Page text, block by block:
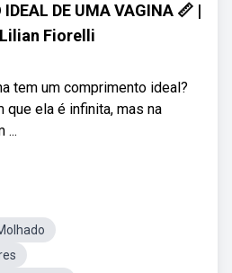
DE UMA VAGINA 📏 |
Fiorelli
tem um comprimento ideal?
ela é infinita, mas na
...